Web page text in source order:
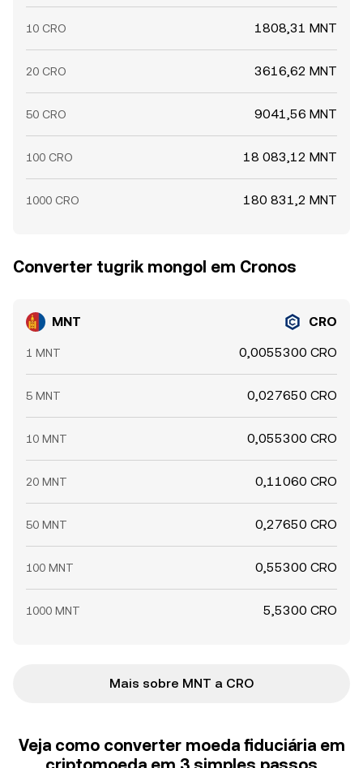
10 CRO 1808,31 MNT
20 CRO 3616,62 MNT
50 CRO 9041,56 MNT
100 CRO 18 083,12 MNT
1000 CRO 180 831,2 MNT
Converter tugrik mongol em Cronos
MNT CRO
1 MNT 0,0055300 CRO
5 MNT 0,027650 CRO
10 MNT 0,055300 CRO
20 MNT 0,11060 CRO
50 MNT 0,27650 CRO
100 MNT 0,55300 CRO
1000 MNT 5,5300 CRO
Mais sobre MNT a CRO
Veja como converter moeda fiduciária em